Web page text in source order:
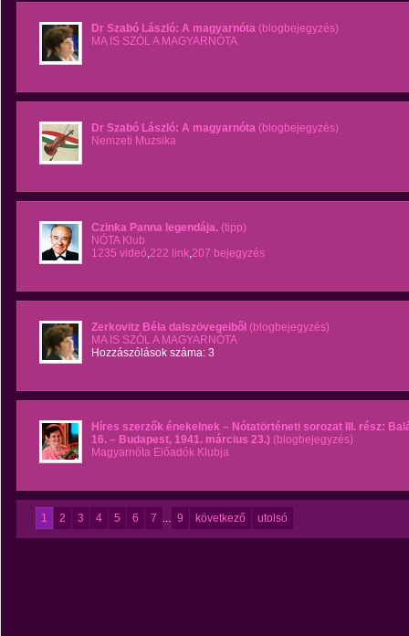
Dr Szabó László: A magyarnóta (blogbejegyzés)
MA IS SZÓL A MAGYARNÓTA
Dr Szabó László: A magyarnóta (blogbejegyzés)
Nemzeti Muzsika
Czinka Panna legendája. (tipp)
NÓTA Klub
1235 videó,222 link,207 bejegyzés
Zerkovitz Béla dalszövegeiből (blogbejegyzés)
MA IS SZÓL A MAGYARNÓTA
Hozzászólások száma: 3
Híres szerzők énekelnek – Nótatörténeti sorozat III. rész:
16. – Budapest, 1941. március 23.) (blogbejegyzés)
Magyarnóta Előadók Klubja
1 2 3 4 5 6 7 ... 9 következő utolsó